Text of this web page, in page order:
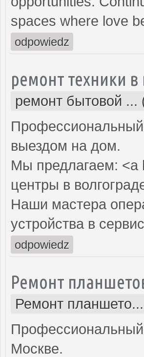
spaces where love
odpowiedz
ремонт техники в
ремонт бытовой ...
Профессиональный
выездом на дом.
Мы предлагаем: <a
центры в
Наши мастера
устройства в
odpowiedz
Ремонт
Ремонт
Москве.